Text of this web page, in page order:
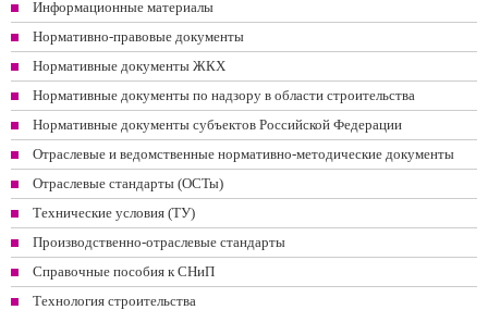
Информационные материалы
Нормативно-правовые документы
Нормативные документы ЖКХ
Нормативные документы по надзору в области строительства
Нормативные документы субъектов Российской Федерации
Отраслевые и ведомственные нормативно-методические документы
Отраслевые стандарты (ОСТы)
Технические условия (ТУ)
Производственно-отраслевые стандарты
Справочные пособия к СНиП
Технология строительства